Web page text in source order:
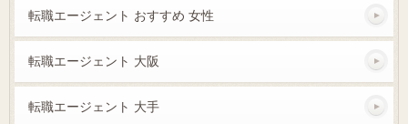
転職エージェント おすすめ 女性
転職エージェント 大阪
転職エージェント 大手